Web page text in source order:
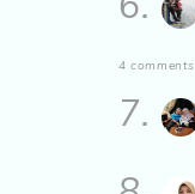
4 comments
7.